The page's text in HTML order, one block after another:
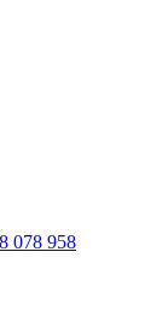
078 958